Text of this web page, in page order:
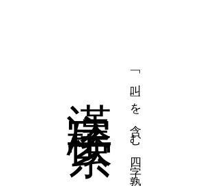
「叫」を含む四字熟語